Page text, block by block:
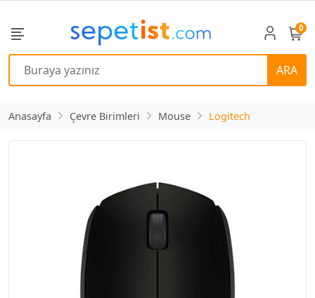
ARA
0
Anasayfa Çevre Birimleri Mouse Logitech